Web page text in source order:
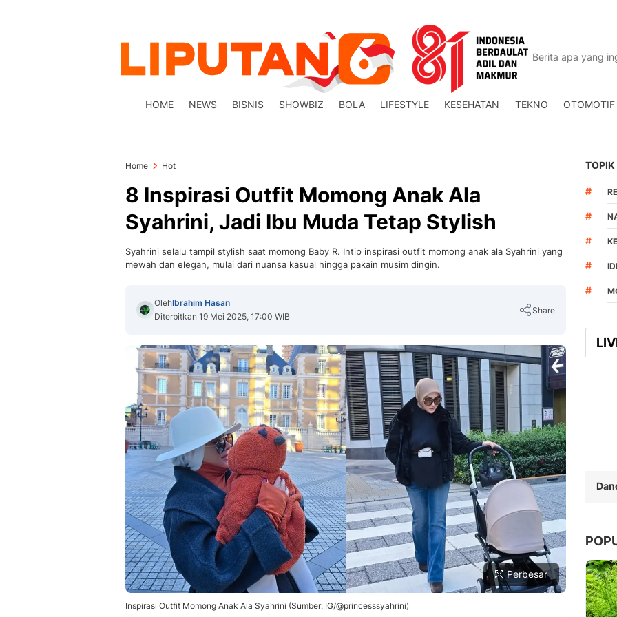
HOME NEWS BISNIS SHOWBIZ BOLA LIFESTYLE KESEHATAN TEKNO OTOMOTIF
Home Hot
8 Inspirasi Outfit Momong Anak Ala
Syahrini, Jadi Ibu Muda Tetap Stylish
Syahrini selalu tampil stylish saat momong Baby R. Intip inspirasi outfit momong anak ala Syahrini yang
mewah dan elegan, mulai dari nuansa kasual hingga pakain musim dingin.
OlehIbrahim Hasan
Diterbitkan 19 Mei 2025, 17:00 WIB
Share
Copy Link
Perbesar
Inspirasi Outfit Momong Anak Ala Syahrini (Sumber: IG/@princesssyahrini)
TOPIK
#
#
#
#
#